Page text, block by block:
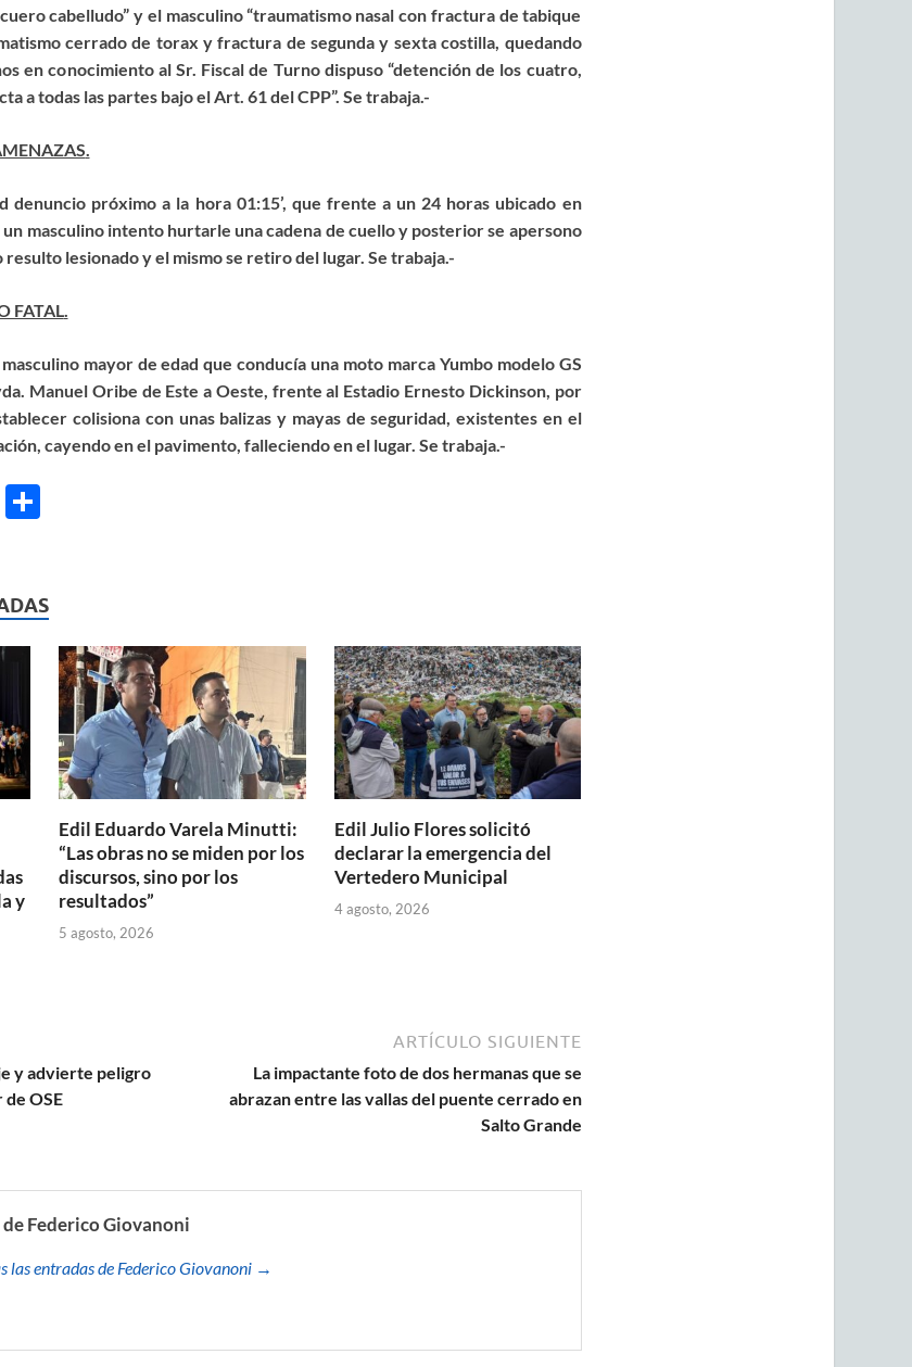
cabelludo” y el masculino “traumatismo nasal con fractura de tabique
cerrado de torax y fractura de segunda y sexta costilla, quedando
en conocimiento al Sr. Fiscal de Turno dispuso “detención de los cuatro,
a todas las partes bajo el Art. 61del CPP”. Se trabaja.-
.
denuncio próximo a la hora 01:15’, que frente a un 24 horas ubicado en
masculino intento hurtarle una cadena de cuello y posterior se apersono
resulto lesionado y el mismo se retiro del lugar. Se trabaja.-
FATAL.
mayor de edad que conducía una moto marca Yumbo modelo GS
Manuel Oribe de Este a Oeste, frente al Estadio Ernesto Dickinson, por
colisiona con unas balizas y mayas de seguridad, existentes en el
, cayendo en el pavimento, falleciendo en el lugar. Se trabaja.-
C
p
ar
ti
y
Edil Eduardo Varela Minutti:
“Las obras no se miden por los
discursos, sino por los
resultados”
5 agosto, 2026
Edil Julio Flores solicitó
declarar la emergencia del
Vertedero Municipal
4 agosto, 2026
y advierte peligro
OSE
ARTÍCULO SIGUIENTE
La impactante foto de dos hermanas que se
abrazan entre las vallas del puente cerrado en
Salto Grande
Federico Giovanoni
las entradas de Federico Giovanoni →